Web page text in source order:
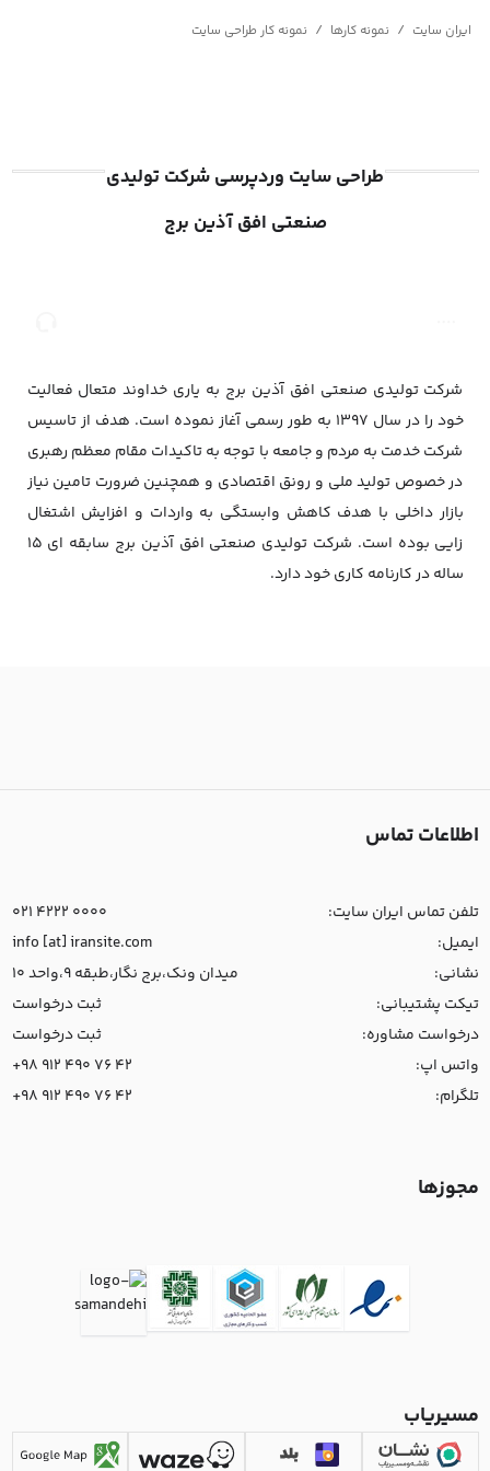
ایران سایت / نمونه کارها / نمونه کار طراحی سایت
طراحی سایت وردپرسی شرکت تولیدی
صنعتی افق آذین برج
شرکت تولیدی صنعتی افق آذین برج به یاری خداوند متعال فعالیت
خود را در سال 1397 به طور رسمی آغاز نموده است. هدف از تاسیس
شرکت خدمت به مردم و جامعه با توجه به تاکیدات مقام معظم رهبری
در خصوص تولید ملی و رونق اقتصادی و همچنین ضرورت تامین نیاز
بازار داخلی با هدف کاهش وابستگی به واردات و افزایش اشتغال
زایی بوده است. شرکت تولیدی صنعتی افق آذین برج سابقه ای 15
ساله در کارنامه کاری خود دارد.
اطلاعات تماس
تلفن تماس ایران سایت:
021 4222 0000
ایمیل:
info [at] iransite.com
نشانی:
میدان ونک،برج نگار،طبقه 9،واحد 10
تیکت پشتیبانی:
ثبت درخواست
درخواست مشاوره:
ثبت درخواست
واتس اپ:
+98 912 490 76 42
تلگرام:
+98 912 490 76 42
مجوزها
مسیریاب